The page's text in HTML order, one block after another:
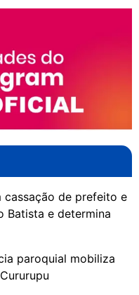
cassação de prefeito e
Batista e determina
paroquial mobiliza